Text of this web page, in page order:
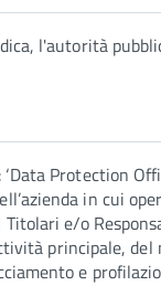
l'autorità
Protection
in cui
e/o
principale,
e